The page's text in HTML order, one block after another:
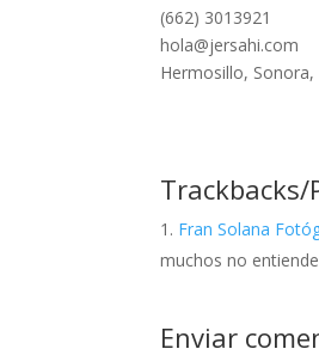
(662) 3013921
hola@jersahi.com
Hermosillo, Sonora,
Trackbacks/
Fran Solana
muchos no
Enviar